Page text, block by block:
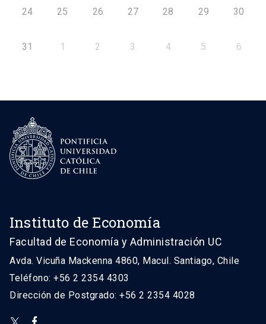
24 25 26 27 28 29 30
31 1 2 3 4 5 6
Instituto de Economía
Facultad de Economía y Administración UC
Avda. Vicuña Mackenna 4860, Macul. Santiago, Chile
Teléfono: +56 2 2354 4303
Dirección de Postgrado: +56 2 2354 4028